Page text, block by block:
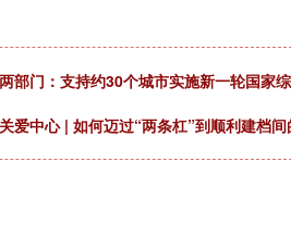
部门：支持约30个城市实施新一轮国家
爱中心 | 如何迈过“两条杠”到顺利建档
14144.20 258.49 1.86%